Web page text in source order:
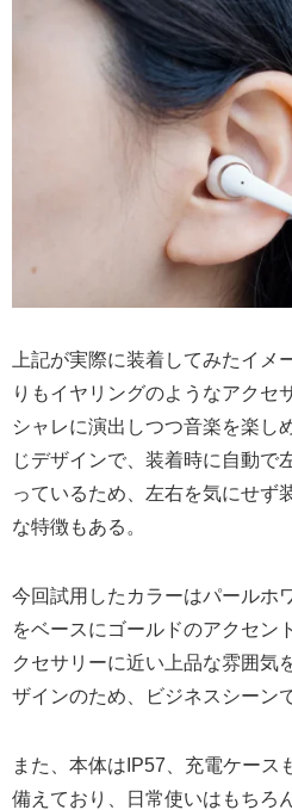
上記が実際に装着してみたイメ
りもイヤリングのようなアクセ
シャレに演出しつつ音楽を楽し
じデザインで、装着時に自動で
っているため、左右を気にせず
な特徴もある。
今回試用したカラーはパールホ
をベースにゴールドのアクセン
クセサリーに近い上品な雰囲気
ザインのため、ビジネスシーン
また、本体はIP57、充電ケース
備えており、日常使いはもちろ